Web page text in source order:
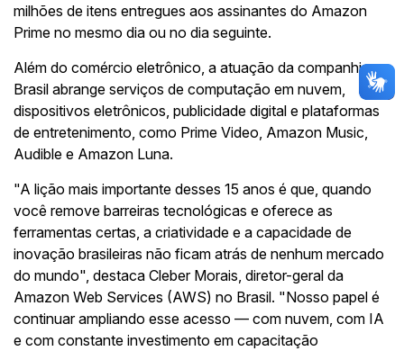
milhões de itens entregues aos assinantes do Amazon
Prime no mesmo dia ou no dia seguinte.
Além do comércio eletrônico, a atuação da companhia no
Brasil abrange serviços de computação em nuvem,
dispositivos eletrônicos, publicidade digital e plataformas
de entretenimento, como Prime Video, Amazon Music,
Audible e Amazon Luna.
"A lição mais importante desses 15 anos é que, quando
você remove barreiras tecnológicas e oferece as
ferramentas certas, a criatividade e a capacidade de
inovação brasileiras não ficam atrás de nenhum mercado
do mundo", destaca Cleber Morais, diretor-geral da
Amazon Web Services (AWS) no Brasil. "Nosso papel é
continuar ampliando esse acesso — com nuvem, com IA
e com constante investimento em capacitação